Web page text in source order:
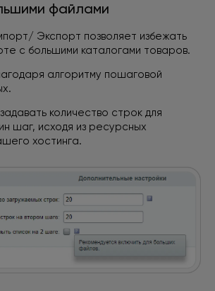
файлами
Экспорт позволяет избежать
с большими каталогами товаров.
алгоритму пошаговой
количество строк для
шаг, исходя из ресурсных
хостинга.